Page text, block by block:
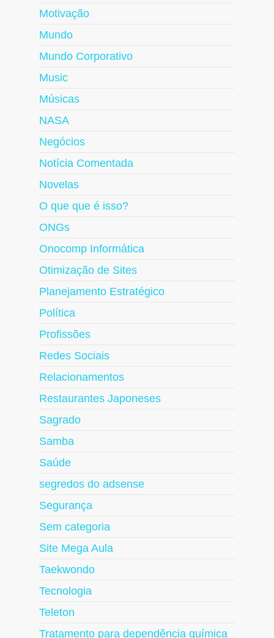
Motivação
Mundo
Mundo Corporativo
Music
Músicas
NASA
Negócios
Notícia Comentada
Novelas
O que que é isso?
ONGs
Onocomp Informática
Otimização de Sites
Planejamento Estratégico
Política
Profissões
Redes Sociais
Relacionamentos
Restaurantes Japoneses
Sagrado
Samba
Saúde
segredos do adsense
Segurança
Sem categoria
Site Mega Aula
Taekwondo
Tecnologia
Teleton
Tratamento para dependência química